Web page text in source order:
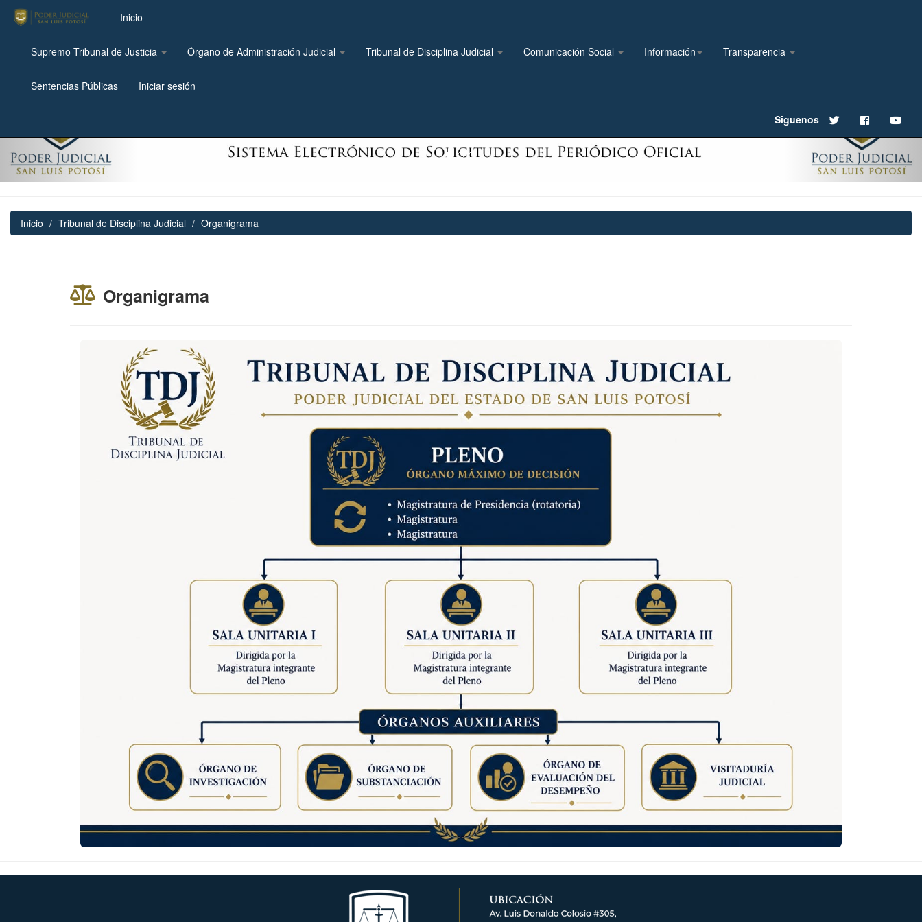
Inicio
Supremo Tribunal de Justicia Órgano de Administración Judicial Tribunal de Disciplina Judicial Comunicación Social Información Transparencia
Sentencias Públicas Iniciar sesión
Siguenos
Inicio Tribunal de Disciplina Judicial Organigrama
Organigrama